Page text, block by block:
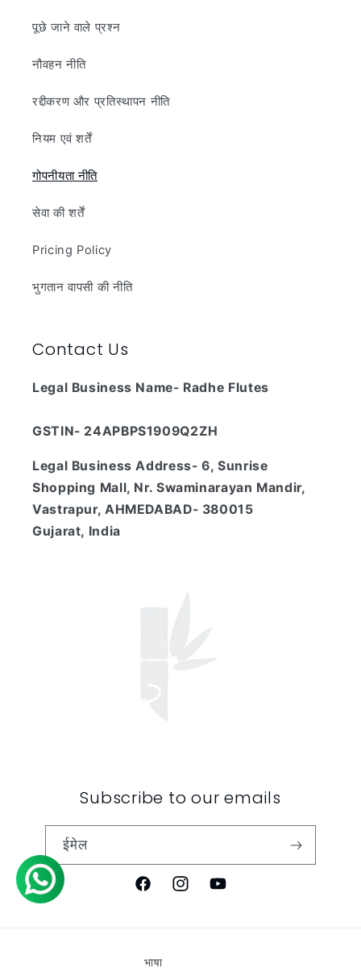
पूछे जाने वाले प्रश्न
नौवहन नीति
रद्दीकरण और प्रतिस्थापन नीति
नियम एवं शर्तें
गोपनीयता नीति
सेवा की शर्तें
Pricing Policy
भुगतान वापसी की नीति
Contact Us
Legal Business Name- Radhe Flutes
GSTIN- 24APBPS1909Q2ZH
Legal Business Address- 6, Sunrise
Shopping Mall, Nr. Swaminarayan Mandir,
Vastrapur, AHMEDABAD- 380015
Gujarat, India
Subscribe to our emails
ईमेल
फेसबुक Instagram
यूट्यूब
भाषा